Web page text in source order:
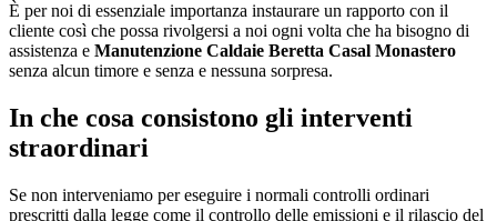
È per noi di essenziale importanza instaurare un rapporto con il
cliente così che possa rivolgersi a noi ogni volta che ha bisogno di
assistenza e Manutenzione Caldaie Beretta Casal Monastero
senza alcun timore e senza e nessuna sorpresa.
In che cosa consistono gli interventi
straordinari
Se non interveniamo per eseguire i normali controlli ordinari
prescritti dalla legge come il controllo delle emissioni e il rilascio del